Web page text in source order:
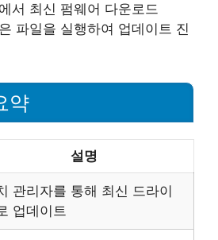
서 최신 펌웨어 다운로드
파일을 실행하여 업데이트 진
약
설명
관리자를 통해 최신 드라이
업데이트